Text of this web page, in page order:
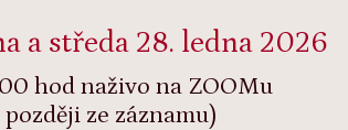
a středa 28. ledna 2026
hod naživo na ZOOMu
ze záznamu)